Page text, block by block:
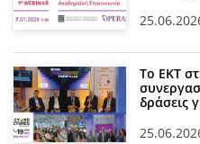
Το ΕΚΤ
δράσεις